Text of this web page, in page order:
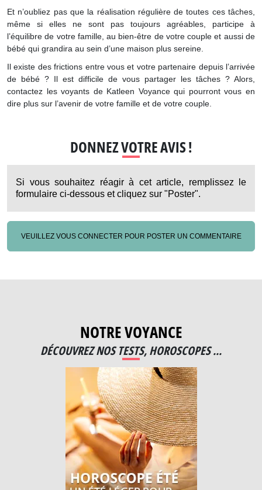
Et n’oubliez pas que la réalisation régulière de toutes ces tâches,
même si elles ne sont pas toujours agréables, participe à
l’équilibre de votre famille, au bien-être de votre couple et aussi de
bébé qui grandira au sein d’une maison plus sereine.
Il existe des frictions entre vous et votre partenaire depuis l’arrivée
de bébé ? Il est difficile de vous partager les tâches ? Alors,
contactez les voyants de Katleen Voyance qui pourront vous en
dire plus sur l’avenir de votre famille et de votre couple.
DONNEZ VOTRE AVIS !
Si vous souhaitez réagir à cet article, remplissez le
formulaire ci-dessous et cliquez sur "Poster".
VEUILLEZ VOUS CONNECTER POUR POSTER UN COMMENTAIRE
NOTRE VOYANCE
DÉCOUVREZ NOS TESTS, HOROSCOPES ...